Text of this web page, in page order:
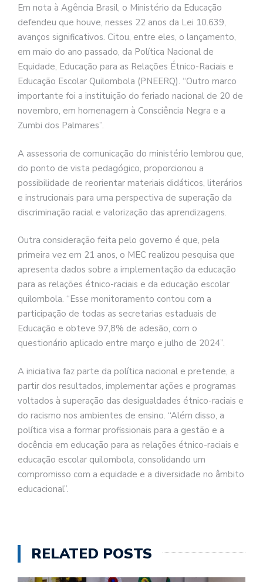
Em nota à Agência Brasil, o Ministério da Educação
defendeu que houve, nesses 22 anos da Lei 10.639,
avanços significativos. Citou, entre eles, o lançamento,
em maio do ano passado, da Política Nacional de
Equidade, Educação para as Relações Étnico-Raciais e
Educação Escolar Quilombola (PNEERQ). “Outro marco
importante foi a instituição do feriado nacional de 20 de
novembro, em homenagem à Consciência Negra e a
Zumbi dos Palmares”.
A assessoria de comunicação do ministério lembrou que,
do ponto de vista pedagógico, proporcionou a
possibilidade de reorientar materiais didáticos, literários
e instrucionais para uma perspectiva de superação da
discriminação racial e valorização das aprendizagens.
Outra consideração feita pelo governo é que, pela
primeira vez em 21 anos, o MEC realizou pesquisa que
apresenta dados sobre a implementação da educação
para as relações étnico-raciais e da educação escolar
quilombola. “Esse monitoramento contou com a
participação de todas as secretarias estaduais de
Educação e obteve 97,8% de adesão, com o
questionário aplicado entre março e julho de 2024”.
A iniciativa faz parte da política nacional e pretende, a
partir dos resultados, implementar ações e programas
voltados à superação das desigualdades étnico-raciais e
do racismo nos ambientes de ensino. “Além disso, a
política visa a formar profissionais para a gestão e a
docência em educação para as relações étnico-raciais e
educação escolar quilombola, consolidando um
compromisso com a equidade e a diversidade no âmbito
educacional”.
RELATED POSTS